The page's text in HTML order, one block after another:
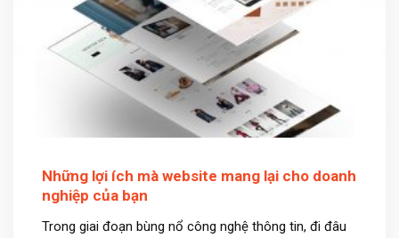
Những lợi ích mà website mang lại cho doanh
nghiệp của bạn
Trong giai đoạn bùng nổ công nghệ thông tin, đi đâu